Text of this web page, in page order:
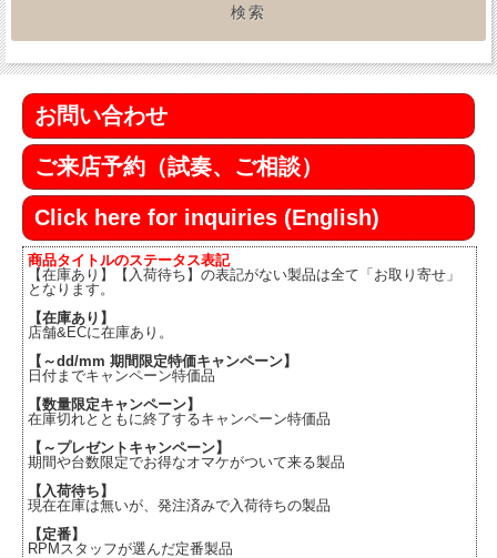
お問い合わせ
ご来店予約（試奏、ご相談）
Click here for inquiries (English)
商品タイトルのステータス表記
【在庫あり】【入荷待ち】の表記がない製品は全て「お取り寄せ」
となります。
【在庫あり】
店舗&ECに在庫あり。
【～dd/mm 期間限定特価キャンペーン】
日付までキャンペーン特価品
【数量限定キャンペーン】
在庫切れとともに終了するキャンペーン特価品
【～プレゼントキャンペーン】
期間や台数限定でお得なオマケがついて来る製品
【入荷待ち】
現在在庫は無いが、発注済みで入荷待ちの製品
【定番】
RPMスタッフが選んだ定番製品